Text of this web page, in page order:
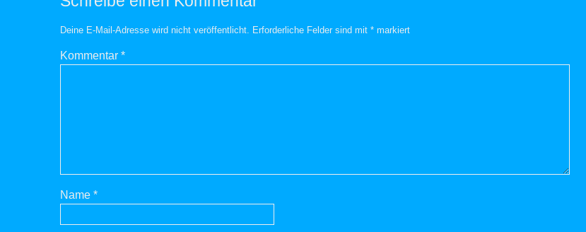
Deine E-Mail-Adresse wird nicht veröffentlicht. Erforderliche Felder sind mit *markiert
Kommentar *
Name *